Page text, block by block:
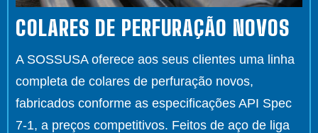
COLARES DE PERFURAÇÃO NOVOS
A SOSSUSA oferece aos seus clientes uma linha
completa de colares de perfuração novos,
fabricados conforme as especificações API Spec
7-1, a preços competitivos. Feitos de aço de liga